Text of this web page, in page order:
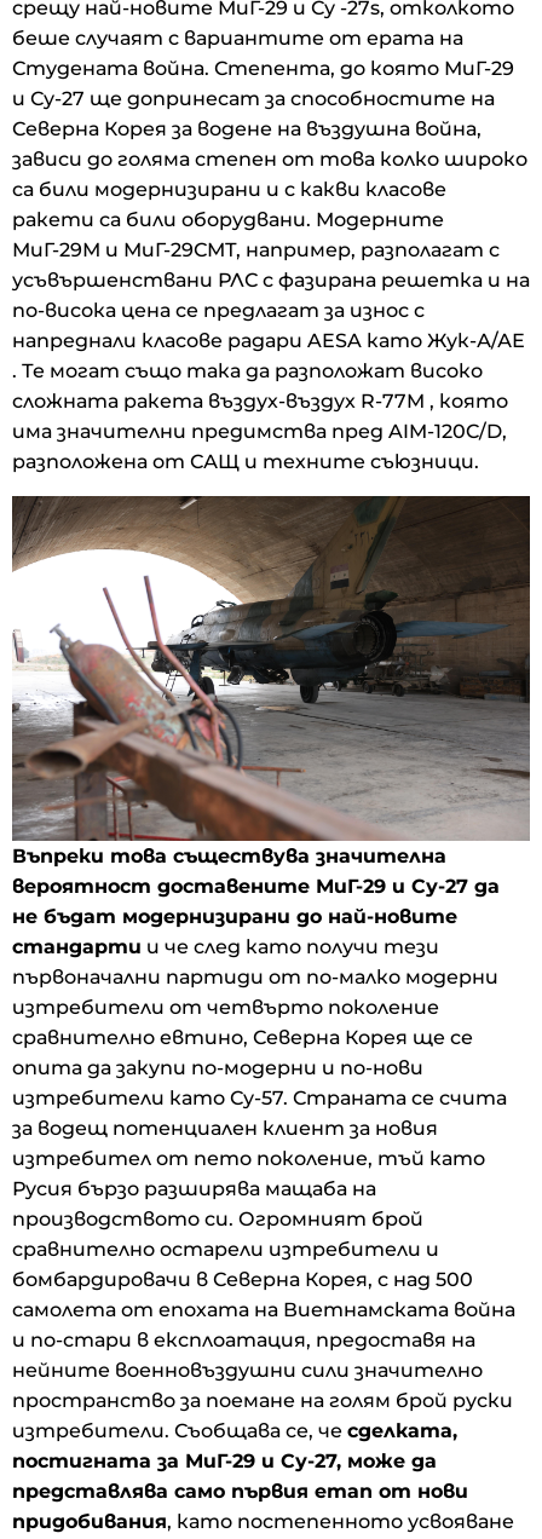
срещу най-новите МиГ-29 и Су -27s, отколкото
беше случаят с вариантите от ерата на
Студената война. Степента, до която МиГ-29
и Су-27 ще допринесат за способностите на
Северна Корея за водене на въздушна война,
зависи до голяма степен от това колко широко
са били модернизирани и с какви класове
ракети са били оборудвани. Модерните
МиГ-29М и МиГ-29СМТ, например, разполагат с
усъвършенствани РЛС с фазирана решетка и на
по-висока цена се предлагат за износ с
напреднали класове радари AESA като Жук-А/АЕ
. Те могат също така да разположат високо
сложната ракета въздух-въздух R-77M , която
има значителни предимства пред AIM-120C/D,
разположена от САЩ и техните съюзници.
Въпреки това съществува значителна
вероятност доставените МиГ-29 и Су-27 да
не бъдат модернизирани до най-новите
стандарти и че след като получи тези
първоначални партиди от по-малко модерни
изтребители от четвърто поколение
сравнително евтино, Северна Корея ще се
опита да закупи по-модерни и по-нови
изтребители като Су-57. Страната се счита
за водещ потенциален клиент за новия
изтребител от пето поколение, тъй като
Русия бързо разширява мащаба на
производството си. Огромният брой
сравнително остарели изтребители и
бомбардировачи в Северна Корея, с над 500
самолета от епохата на Виетнамската война
и по-стари в експлоатация, предоставя на
нейните военновъздушни сили значително
пространство за поемане на голям брой руски
изтребители. Съобщава се, че сделката,
постигната за МиГ-29 и Су-27, може да
представлява само първия етап от нови
придобивания, като постепенното усвояване